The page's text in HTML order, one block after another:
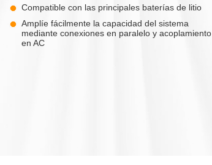
Compatible con las principales baterías de litio
Amplíe fácilmente la capacidad del sistema
mediante conexiones en paralelo y acoplamiento
en AC